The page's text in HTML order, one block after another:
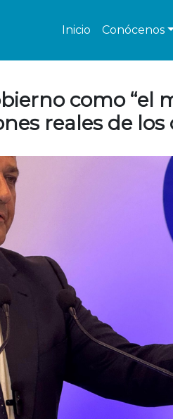
Inicio Conócenos
como “el
reales de